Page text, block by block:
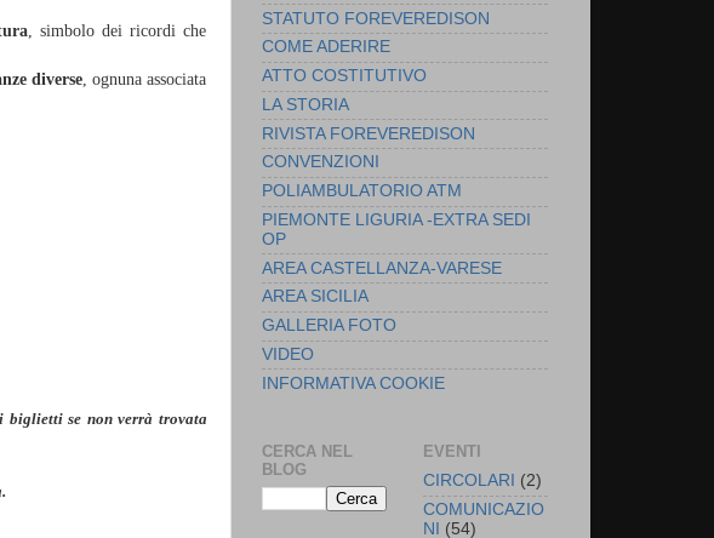
, simbolo dei ricordi che
diverse, ognuna associata
biglietti se non verrà trovata
STATUTO FOREVEREDISON
COME ADERIRE
ATTO COSTITUTIVO
LA STORIA
RIVISTA FOREVEREDISON
CONVENZIONI
POLIAMBULATORIO ATM
PIEMONTE LIGURIA -EXTRA SEDI
OP
AREA CASTELLANZA-VARESE
AREA SICILIA
GALLERIA FOTO
VIDEO
INFORMATIVA COOKIE
CERCA NEL
BLOG
EVENTI
CIRCOLARI
(2)
COMUNICAZIO
NI
(54)